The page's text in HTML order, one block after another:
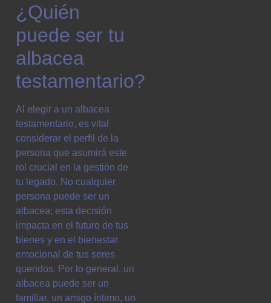
¿Quién
puede ser tu
albacea
testamentario?
Al elegir a un albacea
testamentario, es vital
considerar el perfil de la
persona que asumirá este
rol crucial en la gestión de
tu legado. No cualquier
persona puede ser un
albacea; esta decisión
impacta en el futuro de tus
bienes y en el bienestar
emocional de tus seres
queridos. Por lo general, un
albacea puede ser un
familiar, un amigo íntimo, un